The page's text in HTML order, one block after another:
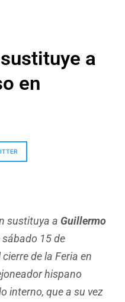
a
en
sustituya a Guillermo
sábado 15 de
de la Feria en
hispano
interno, que a su vez